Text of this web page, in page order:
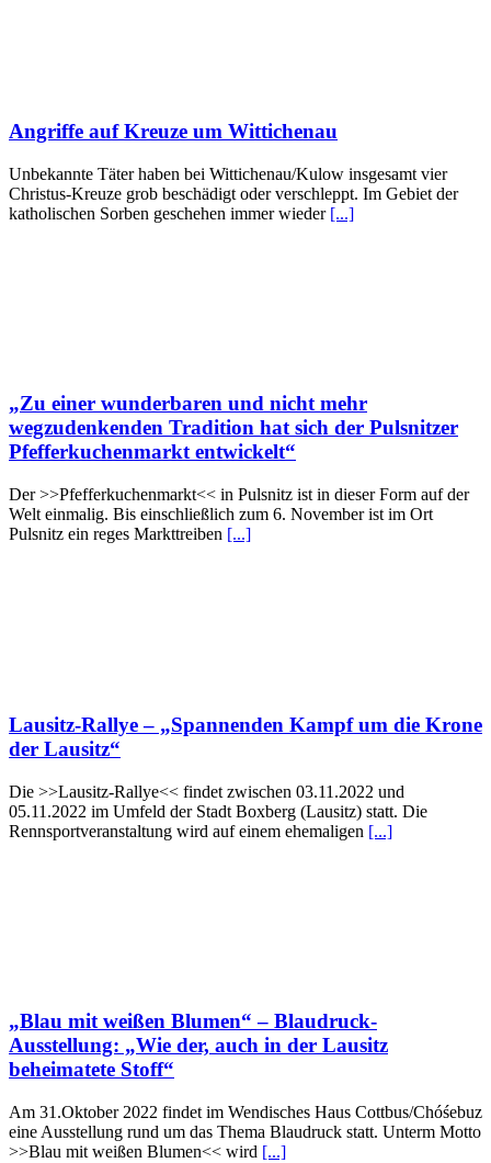
Angriffe auf Kreuze um Wittichenau
Unbekannte Täter haben bei Wittichenau/Kulow insgesamt vier
Christus-Kreuze grob beschädigt oder verschleppt. Im Gebiet der
katholischen Sorben geschehen immer wieder [...]
„Zu einer wunderbaren und nicht mehr
wegzudenkenden Tradition hat sich der Pulsnitzer
Pfefferkuchenmarkt entwickelt“
Der >>Pfefferkuchenmarkt<< in Pulsnitz ist in dieser Form auf der
Welt einmalig. Bis einschließlich zum 6. November ist im Ort
Pulsnitz ein reges Markttreiben [...]
Lausitz-Rallye – „Spannenden Kampf um die Krone
der Lausitz“
Die >>Lausitz-Rallye<< findet zwischen 03.11.2022 und
05.11.2022 im Umfeld der Stadt Boxberg (Lausitz) statt. Die
Rennsportveranstaltung wird auf einem ehemaligen [...]
„Blau mit weißen Blumen“ – Blaudruck-
Ausstellung: „Wie der, auch in der Lausitz
beheimatete Stoff“
Am 31.Oktober 2022 findet im Wendisches Haus Cottbus/Chóśebuz
eine Ausstellung rund um das Thema Blaudruck statt. Unterm Motto
>>Blau mit weißen Blumen<< wird [...]